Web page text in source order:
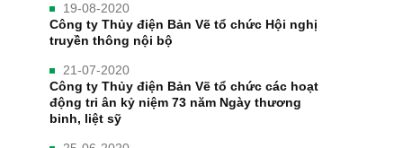
19-08-2020
Công ty Thủy điện Bản Vẽ tổ chức Hội nghị
truyền thông nội bộ
21-07-2020
Công ty Thủy điện Bản Vẽ tổ chức các hoạt
động tri ân kỷ niệm 73 năm Ngày thương
binh, liệt sỹ